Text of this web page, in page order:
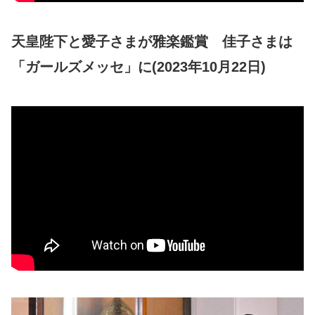
天皇陛下と愛子さまが雅楽鑑賞 佳子さまは
「ガールズメッセ」に(2023年10月22日)